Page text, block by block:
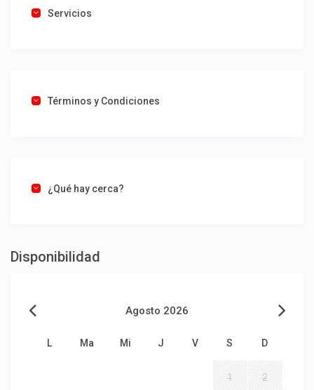
Servicios
Términos y Condiciones
¿Qué hay cerca?
Disponibilidad
Agosto 2026
L Ma Mi J V S D
1 2